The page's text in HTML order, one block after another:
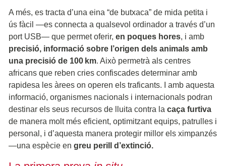
A més, es tracta d’una eina “de butxaca” de mida petita i
ús fàcil —es connecta a qualsevol ordinador a través d’un
port USB— que permet oferir, en poques hores, i amb
precisió, informació sobre l’origen dels animals amb
una precisió de 100 km. Això permetrà als centres
africans que reben cries confiscades determinar amb
rapidesa les àrees on operen els traficants. I amb aquesta
informació, organismes nacionals i internacionals podran
destinar els seus recursos de lluita contra la caça furtiva
de manera molt més eficient, optimitzant equips, patrulles i
personal, i d’aquesta manera protegir millor els ximpanzés
—una espècie en greu perill d’extinció.